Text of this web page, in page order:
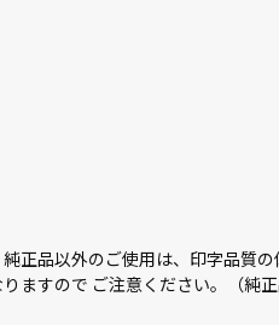
品以外のご使用は、印字品質の
ますので ご注意ください。（純